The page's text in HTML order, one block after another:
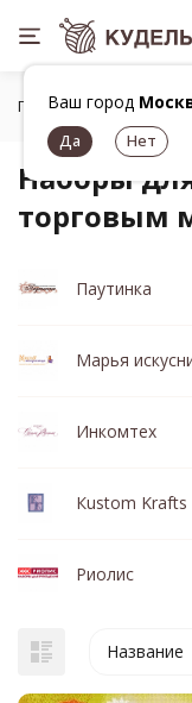
Ваш город
Главная Товары
Наборы
торговым
Паутинка
Марья
Инкомтех
Кustom Krafts
Риолис
Название